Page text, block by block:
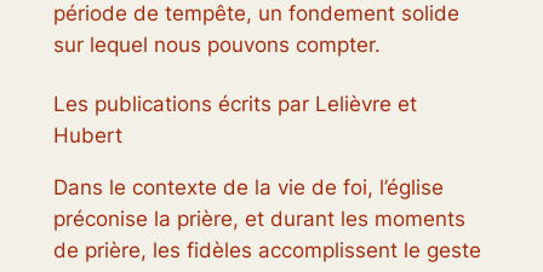
période de tempête, un fondement solide
sur lequel nous pouvons compter.
Les publications écrits par Lelièvre et
Hubert
Dans le contexte de la vie de foi, l’église
préconise la prière, et durant les moments
de prière, les fidèles accomplissent le geste